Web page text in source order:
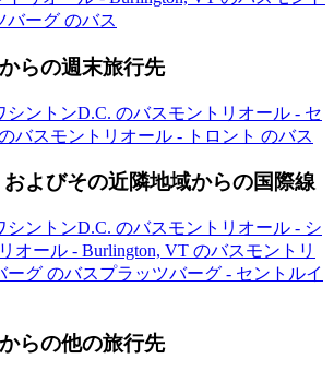
バーグ のバス
らの週末旅行先
シントンD.C. のバスモントリオール - セ
バスモントリオール - トロント のバス
よびその近隣地域からの国際線
シントンD.C. のバスモントリオール - シ
オール - Burlington, VT のバスモントリ
ーグ のバスプラッツバーグ - セントルイ
らの他の旅行先